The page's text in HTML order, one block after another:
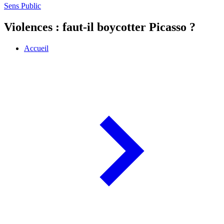
Sens Public
Violences : faut-il boycotter Picasso ?
Accueil